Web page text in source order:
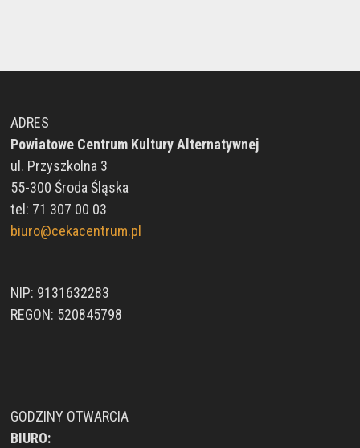
ADRES
Powiatowe Centrum Kultury Alternatywnej
ul. Przyszkolna 3
55-300 Środa Śląska
tel: 71 307 00 03
biuro@cekacentrum.pl
NIP: 9131632283
REGON: 520845798
GODZINY OTWARCIA
BIURO: